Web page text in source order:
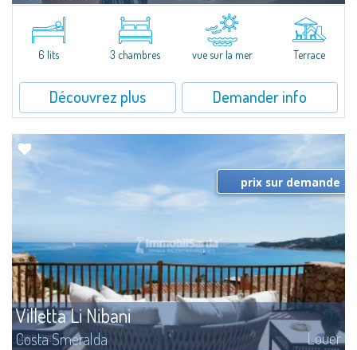
​Elegant villetta for sale or rent in a newly built residential complex
featuring a condo swimming pool and green areas, facing the renowned
Cala di Volpe.The Residence is surrounded by the Mediterranean maquis
and...6 lits 3 chambres vue sur la mer Terrace
Découvrez plus Demander info
Villetta Li Nibani
Costa Smeralda Louer
prix sur demande